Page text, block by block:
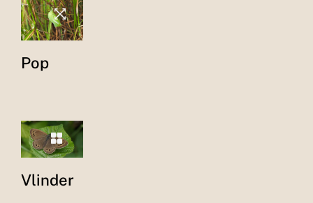
Pop
Vlinder